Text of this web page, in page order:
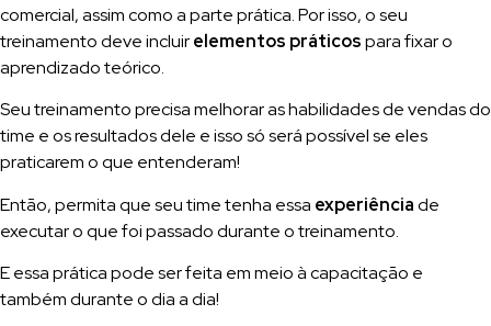
comercial, assim como a parte prática. Por isso, o seu
treinamento deve incluirelementos práticospara fixar o
aprendizado teórico.
Seu treinamento precisa melhorar as habilidades de vendas do
time e os resultados dele e isso só será possível se eles
praticarem o que entenderam!
Então, permita que seu time tenha essa experiênciade
executar o que foi passado durante o treinamento.
E essa prática pode ser feita em meio à capacitação e
também durante o dia a dia!